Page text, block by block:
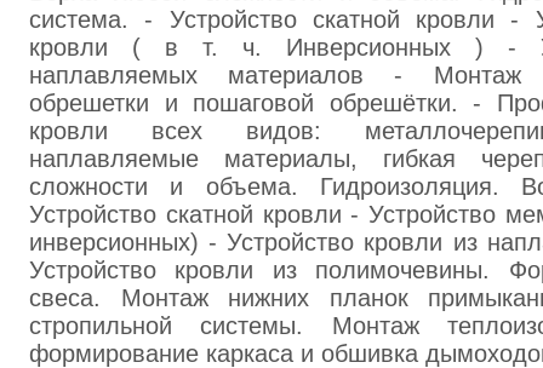
система. - Устройство скатной кровли -
кровли ( в т. ч. Инверсионных ) -
наплавляемых материалов - Монтаж
обрешетки и пошаговой обрешётки. -
кровли всех видов:
наплавляемые материалы, гибкая
сложности и объема. Гидроизоляция.
Устройство скатной кровли - Устройство
инверсионных) - Устройство кровли из
Устройство кровли из полимочевины.
свеса. Монтаж нижних планок
стропильной системы. Монтаж
формирование каркаса и обшивка